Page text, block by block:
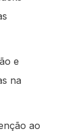
e
na
ao